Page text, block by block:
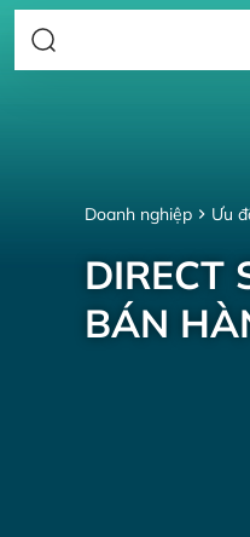
Doanh nghiệp Ưu
DIRECT
BÁN